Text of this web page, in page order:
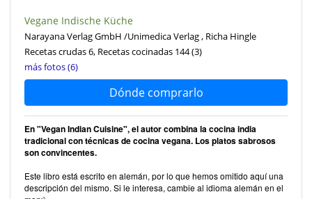
Vegane Indische Küche
Narayana Verlag GmbH /Unimedica Verlag , Richa Hingle
Recetas crudas 6, Recetas cocinadas 144(3)
más fotos (6)
Dónde comprarlo
En "Vegan Indian Cuisine", el autor combina la cocina india
tradicional con técnicas de cocina vegana. Los platos sabrosos
son convincentes.
Este libro está escrito en alemán, por lo que hemos omitido aquí una
descripción del mismo. Si le interesa, cambie al idioma alemán en el